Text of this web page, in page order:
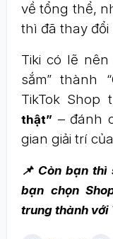
về tổng thể,
thì đã thay đổi
Tiki có lẽ nên
sắm” thành
TikTok Shop
thật” – đánh
gian giải trí
📌 Còn bạn thì
bạn chọn
trung thành với